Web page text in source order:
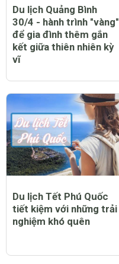
Du lịch Quảng Bình
30/4 - hành trình "vàng"
để gia đình thêm gắn
kết giữa thiên nhiên kỳ
vĩ
Du lịch Tết Phú Quốc
tiết kiệm với những trải
nghiệm khó quên